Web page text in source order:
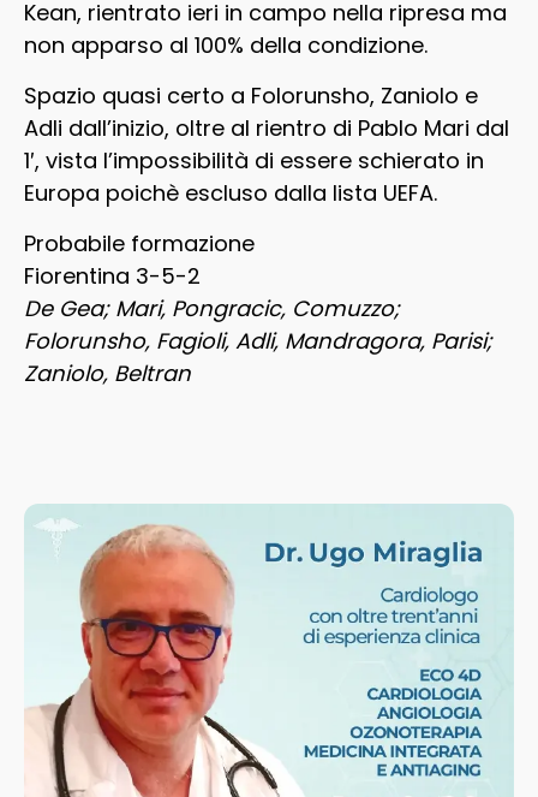
Kean, rientrato ieri in campo nella ripresa ma
non apparso al 100% della condizione.
Spazio quasi certo a Folorunsho, Zaniolo e
Adli dall’inizio, oltre al rientro di Pablo Mari dal
1′, vista l’impossibilità di essere schierato in
Europa poichè escluso dalla lista UEFA.
Probabile formazione
Fiorentina 3-5-2
De Gea; Mari, Pongracic, Comuzzo;
Folorunsho, Fagioli, Adli, Mandragora, Parisi;
Zaniolo, Beltran